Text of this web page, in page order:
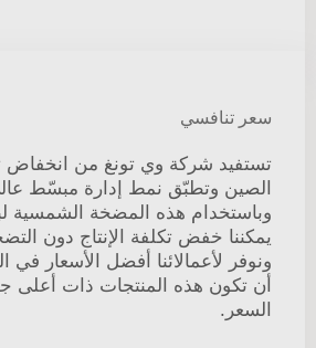
سعر تنافسي
تستفيد شركة وي تونغ من انخفاض
الصين وتطبّق نمط إدارة مبسّط
وباستخدام هذه المضخة الشمسية
يمكننا خفض تكلفة الإنتاج دون
ونوفر لأعمالائنا أفضل الأسعار
أن تكون هذه المنتجات ذات أعلى
السعر.